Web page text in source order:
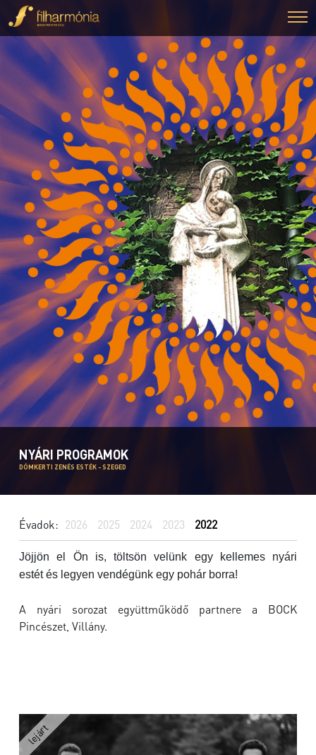
NYÁRI PROGRAMOK
DÓMKERTI ZENÉS ESTÉK - SZEGED
Évadok: 2026 2025 2024 2023 2022
Jöjjön el Ön is, töltsön velünk egy kellemes nyári
estét és legyen vendégünk egy pohár borra!
A nyári sorozat együttműködő partnere a BOCK
Pincészet, Villány.